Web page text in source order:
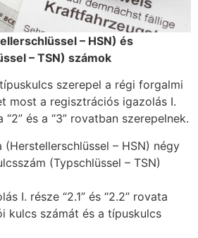
– HSN) és
– TSN) számok
szerepel a régi forgalmi
most a regisztrációs igazolás I.
és a “3” rovatban szerepelnek.
– HSN) négy
(Typschlüssel – TSN)
I. része “2.1” és “2.2” rovata
kulcs számát és a típuskulcs